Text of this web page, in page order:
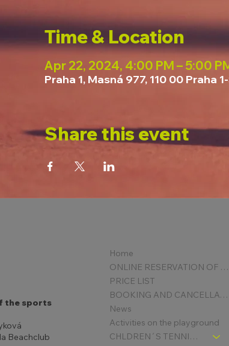
Time & Location
Apr 22, 2024, 4:00 PM – 5:00
Praha 1, Masná 977, 110 00 Praha
Share this event
the sports
Beachclub
Home
ONLINE RESERVATION OF COURTS
PRICE LIST
BOOKING AND CANCELLATION
News
Activities on the playground
CHLDREN´S TENNIS SCHOOL - SIGNPOST